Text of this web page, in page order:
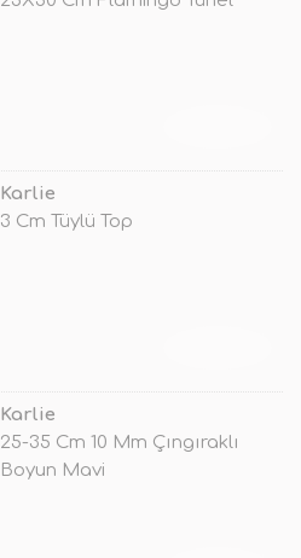
Karlie
3 Cm Tüylü Top
Karlie
25-35 Cm 10 Mm Çıngıraklı
Boyun Mavi